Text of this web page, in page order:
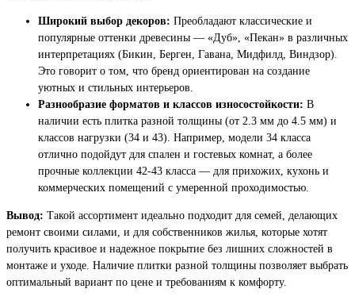
Широкий выбор декоров: Преобладают классические и
популярные оттенки древесины — «Дуб», «Пекан» в различных
интерпретациях (Бикин, Берген, Гавана, Мидфилд, Виндзор).
Это говорит о том, что бренд ориентирован на создание
уютных и стильных интерьеров.
Разнообразие форматов и классов износостойкости: В
наличии есть плитка разной толщины (от 2.3 мм до 4.5 мм) и
классов нагрузки (34 и 43). Например, модели 34 класса
отлично подойдут для спален и гостевых комнат, а более
прочные коллекции 42-43 класса — для прихожих, кухонь и
коммерческих помещений с умеренной проходимостью.
Вывод: Такой ассортимент идеально подходит для семей, делающих
ремонт своими силами, и для собственников жилья, которые хотят
получить красивое и надежное покрытие без лишних сложностей в
монтаже и уходе. Наличие плитки разной толщины позволяет выбрать
оптимальный вариант по цене и требованиям к комфорту.